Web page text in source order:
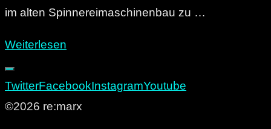
Get
im alten Spinnereimaschinenbau zu …
Weiterlesen
Spinnerei
Chemnitz
TwitterFacebookInstagramYoutube
©2026 re:marx